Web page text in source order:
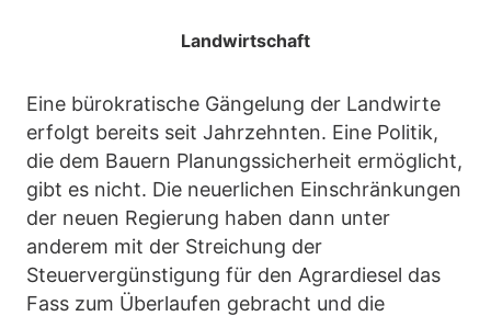
Landwirtschaft
Eine bürokratische Gängelung der Landwirte
erfolgt bereits seit Jahrzehnten. Eine Politik,
die dem Bauern Planungssicherheit ermöglicht,
gibt es nicht. Die neuerlichen Einschränkungen
der neuen Regierung haben dann unter
anderem mit der Streichung der
Steuervergünstigung für den Agrardiesel das
Fass zum Überlaufen gebracht und die